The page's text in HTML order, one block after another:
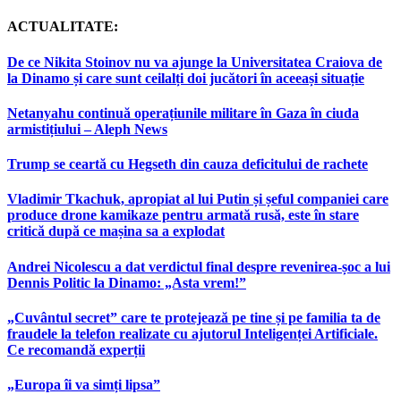
ACTUALITATE:
De ce Nikita Stoinov nu va ajunge la Universitatea Craiova de
la Dinamo și care sunt ceilalți doi jucători în aceeași situație
Netanyahu continuă operațiunile militare în Gaza în ciuda
armistițiului – Aleph News
Trump se ceartă cu Hegseth din cauza deficitului de rachete
Vladimir Tkachuk, apropiat al lui Putin și șeful companiei care
produce drone kamikaze pentru armată rusă, este în stare
critică după ce mașina sa a explodat
Andrei Nicolescu a dat verdictul final despre revenirea-șoc a lui
Dennis Politic la Dinamo: „Asta vrem!”
„Cuvântul secret” care te protejează pe tine și pe familia ta de
fraudele la telefon realizate cu ajutorul Inteligenței Artificiale.
Ce recomandă experții
„Europa îi va simți lipsa”